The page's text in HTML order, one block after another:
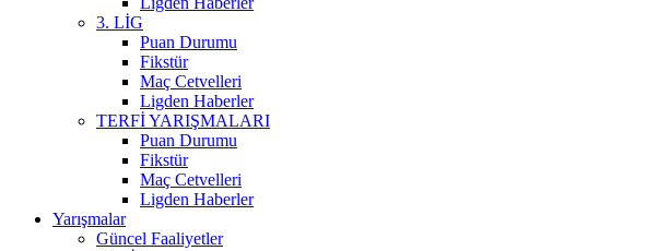
3. LİG
Puan Durumu
Fikstür
Maç Cetvelleri
Ligden Haberler
TERFİ YARIŞMALARI
Puan Durumu
Fikstür
Maç Cetvelleri
Ligden Haberler
Yarışmalar
Güncel Faaliyetler